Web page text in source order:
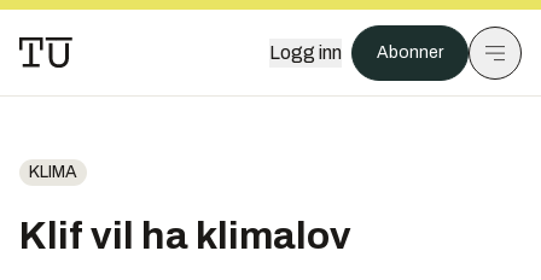
Logg inn Abonner
KLIMA
Klif vil ha klimalov